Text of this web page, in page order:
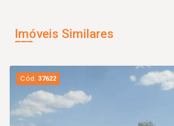
Imóveis Similares
Cód.37622